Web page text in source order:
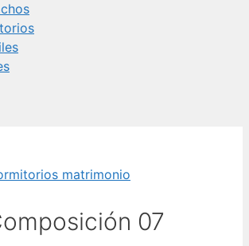
matrimonio
07